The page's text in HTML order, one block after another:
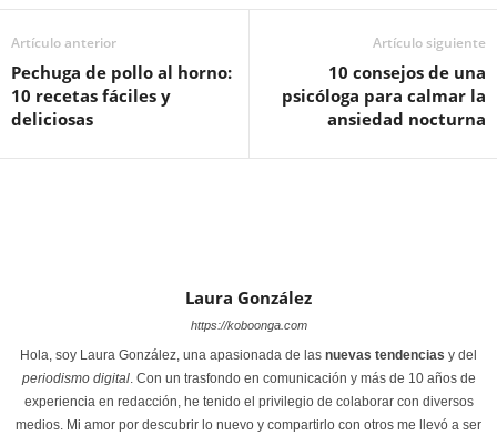
Artículo anterior
Pechuga de pollo al horno:
10 recetas fáciles y
deliciosas
Artículo siguiente
10 consejos de una
psicóloga para calmar la
ansiedad nocturna
Laura González
https://koboonga.com
Hola, soy Laura González, una apasionada de las nuevas tendencias y del
periodismo digital. Con un trasfondo en comunicación y más de 10 años de
experiencia en redacción, he tenido el privilegio de colaborar con diversos
medios. Mi amor por descubrir lo nuevo y compartirlo con otros me llevó a ser